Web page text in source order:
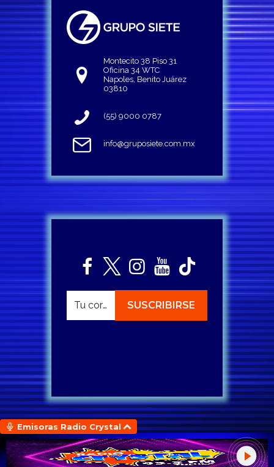
Montecito 38 Piso 31
Oficina 34 WTC
Napoles, Benito Juárez
03810
(55) 9000 0787
info@gruposiete.com.mx
Emisoras Radio Crystal